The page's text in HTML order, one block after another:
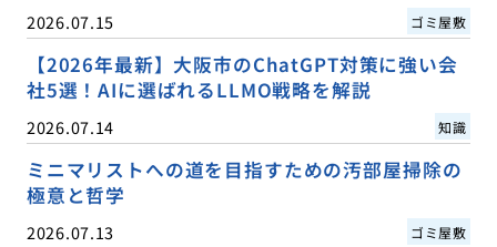
2026.07.15 ゴミ屋敷
【2026年最新】大阪市のChatGPT対策に強い会
社5選！AIに選ばれるLLMO戦略を解説
2026.07.14 知識
ミニマリストへの道を目指すための汚部屋掃除の
極意と哲学
2026.07.13 ゴミ屋敷